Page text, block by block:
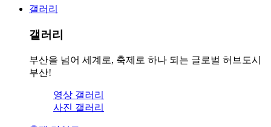
갤러리
갤러리
부산을 넘어 세계로, 축제로 하나 되는 글로벌 허브도시
부산!
영상 갤러리
사진 갤러리